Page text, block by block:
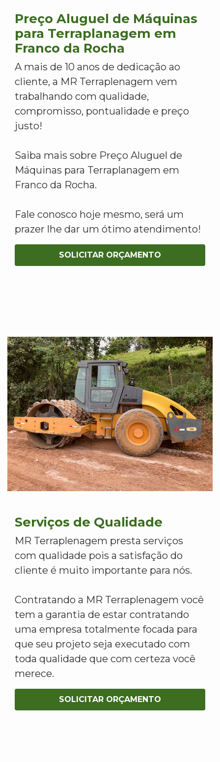
Preço Aluguel de Máquinas
para Terraplanagem em
Franco da Rocha
A mais de 10 anos de dedicação ao
cliente, a MR Terraplenagem vem
trabalhando com qualidade,
compromisso, pontualidade e preço
justo!
Saiba mais sobre Preço Aluguel de
Máquinas para Terraplanagem em
Franco da Rocha.
Fale conosco hoje mesmo, será um
prazer lhe dar um ótimo atendimento!
SOLICITAR ORÇAMENTO
Serviços de Qualidade
MR Terraplenagem presta serviços
com qualidade pois a satisfação do
cliente é muito importante para nós.
Contratando a MR Terraplenagem você
tem a garantia de estar contratando
uma empresa totalmente focada para
que seu projeto seja executado com
toda qualidade que com certeza você
merece.
SOLICITAR ORÇAMENTO